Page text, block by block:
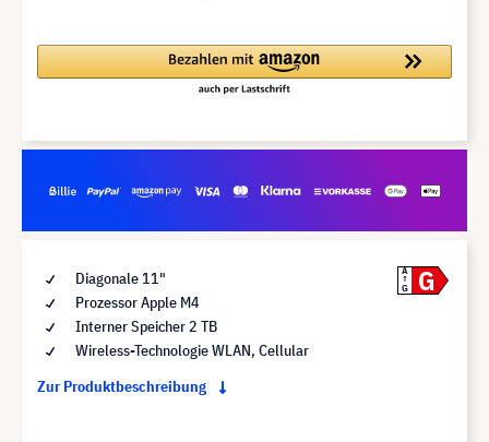
Diagonale 11"
Prozessor Apple M4
Interner Speicher 2 TB
Wireless-Technologie WLAN, Cellular
Zur Produktbeschreibung
A
G
G